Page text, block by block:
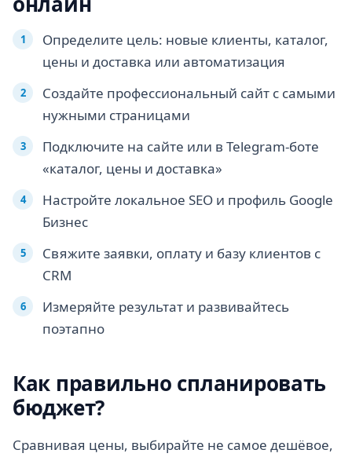
Определите цель: новые клиенты, каталог,
цены и доставка или автоматизация
Создайте профессиональный сайт с самыми
нужными страницами
Подключите на сайте или в Telegram-боте
«каталог, цены и доставка»
Настройте локальное SEO и профиль Google
Бизнес
Свяжите заявки, оплату и базу клиентов с
CRM
Измеряйте результат и развивайтесь
поэтапно
Как правильно спланировать
бюджет?
Сравнивая цены, выбирайте не самое дешёвое,